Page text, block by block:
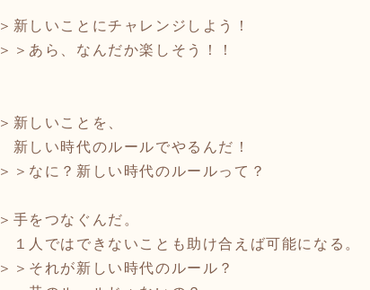
＞新しいことにチャレンジしよう！
＞＞あら、なんだか楽しそう！！
＞新しいことを、
新しい時代のルールでやるんだ！
＞＞なに？新しい時代のルールって？
＞手をつなぐんだ。
１人ではできないことも助け合えば可能になる。
＞＞それが新しい時代のルール？